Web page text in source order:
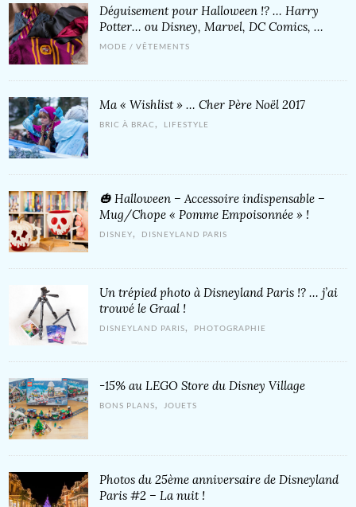
Déguisement pour Halloween !? … Harry
Potter… ou Disney, Marvel, DC Comics, …
MODE / VÊTEMENTS
Ma « Wishlist » … Cher Père Noël 2017
BRIC À BRAC , LIFESTYLE
🎃 Halloween – Accessoire indispensable –
Mug/Chope « Pomme Empoisonnée » !
DISNEY, DISNEYLAND PARIS
Un trépied photo à Disneyland Paris !? … j’ai
trouvé le Graal !
DISNEYLAND PARIS, PHOTOGRAPHIE
-15% au LEGO Store du Disney Village
BONS PLANS, JOUETS
Photos du 25ème anniversaire de Disneyland
Paris #2 – La nuit !